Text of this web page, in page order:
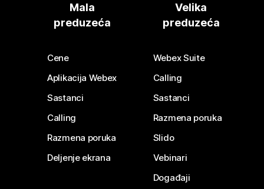
Mala
preduzeća
Cene
Aplikacija Webex
Sastanci
Calling
Razmena poruka
Deljenje ekrana
Velika
preduzeća
Webex Suite
Calling
Sastanci
Razmena poruka
Slido
Vebinari
Događaji